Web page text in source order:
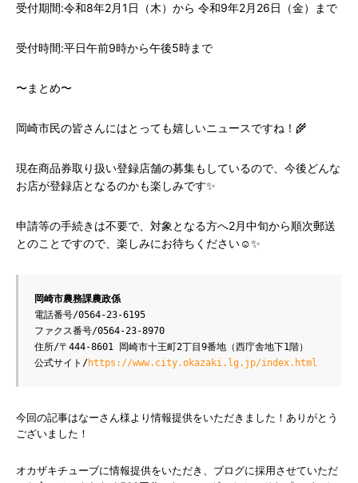
受付期間:令和8年2月1日（木）から 令和9年2月26日（金）まで
受付時間:平日午前9時から午後5時まで
〜まとめ〜
岡崎市民の皆さんにはとっても嬉しいニュースですね！🌾
現在商品券取り扱い登録店舗の募集もしているので、今後どんな
お店が登録店となるのかも楽しみです✨
申請等の手続きは不要で、対象となる方へ2月中旬から順次郵送
とのことですので、楽しみにお待ちください☺️✨
岡崎市農務課農政係
電話番号/0564-23-6195
ファクス番号/0564-23-8970
住所/〒444-8601 岡崎市十王町2丁目9番地（西庁舎地下1階）
公式サイト/https://www.city.okazaki.lg.jp/index.html
今回の記事はなーさん様より情報提供をいただきました！ありがとう
ございました！
オカザキチューブに情報提供をいただき、ブログに採用させていただ